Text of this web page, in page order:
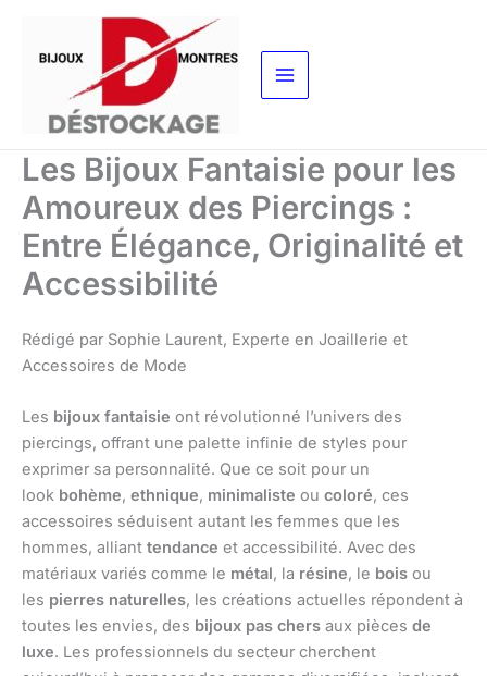
contenu
Les Bijoux Fantaisie pour les
Amoureux des Piercings :
Entre Élégance, Originalité et
Accessibilité
Rédigé par Sophie Laurent, Experte en Joaillerie et
Accessoires de Mode
Les bijoux fantaisie ont révolutionné l’univers des
piercings, offrant une palette infinie de styles pour
exprimer sa personnalité. Que ce soit pour un
look bohème, ethnique, minimaliste ou coloré, ces
accessoires séduisent autant les femmes que les
hommes, alliant tendance et accessibilité. Avec des
matériaux variés comme le métal, la résine, le bois ou
les pierres naturelles, les créations actuelles répondent à
toutes les envies, des bijoux pas chers aux pièces de
luxe. Les professionnels du secteur cherchent